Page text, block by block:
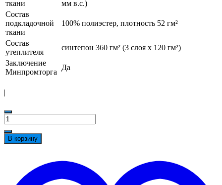
ткани
мм в.с.)
Состав
подкладочной
ткани
100% полиэстер, плотность 52 гм²
Состав
утеплителя
синтепон 360 гм² (3 слоя х 120 гм²)
Заключение
Минпромторга
Да
|
Количество
товара
Куртка
мужская
укороченная
В корзину